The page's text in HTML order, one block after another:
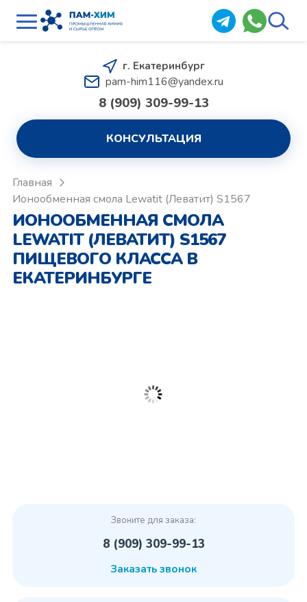
г. Екатеринбург
pam-him116@yandex.ru
8 (909) 309-99-13
КОНСУЛЬТАЦИЯ
Главная
Ионообменная смола Lewatit (Леватит) S1567
ИОНООБМЕННАЯ СМОЛА
LEWATIT (ЛЕВАТИТ) S1567
ПИЩЕВОГО КЛАССА В
ЕКАТЕРИНБУРГЕ
Звоните для заказа:
8 (909) 309-99-13
Заказать звонок